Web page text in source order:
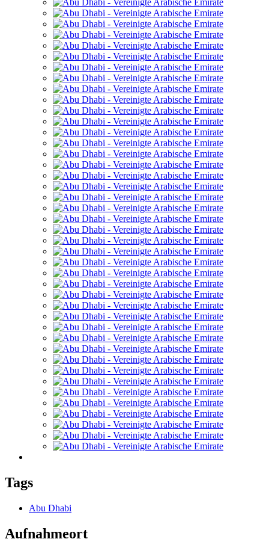
Tags
Abu Dhabi
Aufnahmeort